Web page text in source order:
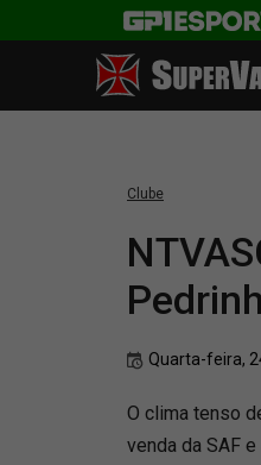
Clube
Quarta-feira,
O clima tenso
venda da SAF